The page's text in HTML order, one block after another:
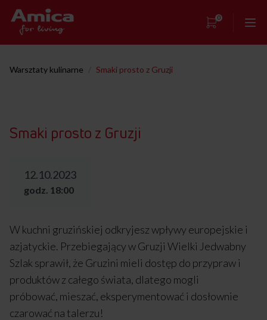
0
Strona główna
Przepisy
Warsztaty kulinarne Smaki prosto z Gruzji
Smaki prosto z Gruzji
12.10.2023
godz. 18:00
W kuchni gruzińskiej odkryjesz wpływy europejskie i
azjatyckie. Przebiegający w Gruzji Wielki Jedwabny
Szlak sprawił, że Gruzini mieli dostęp do przypraw i
produktów z całego świata, dlatego mogli
próbować, mieszać, eksperymentować i dosłownie
czarować na talerzu!